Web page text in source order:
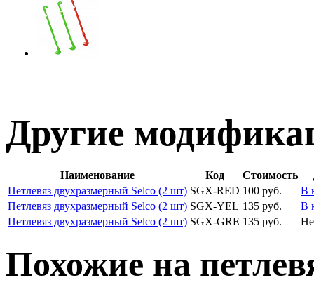
Другие
Наименование Код Стоимость
Петлевяз двухразмерный Selco (2 шт) SGX-RED 100 руб.
В
Петлевяз двухразмерный Selco (2 шт) SGX-YEL 135 руб.
В
Петлевяз двухразмерный Selco (2 шт) SGX-GRE 135 руб.
Похожие на